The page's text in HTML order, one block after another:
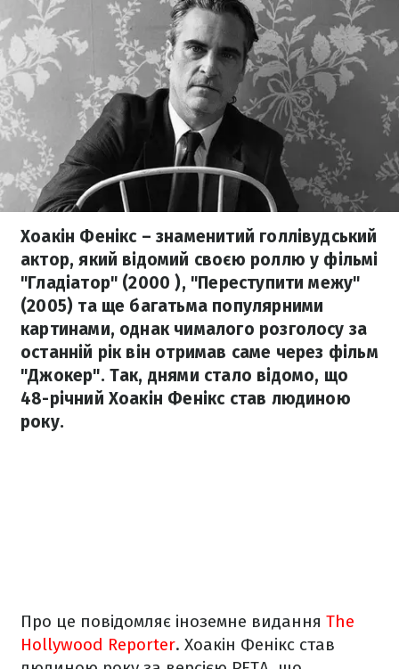
Хоакін Фенікс – знаменитий голлівудський
актор, який відомий своєю роллю у фільмі
"Гладіатор" (2000 ), "Переступити межу"
(2005) та ще багатьма популярними
картинами, однак чималого розголосу за
останній рік він отримав саме через фільм
"Джокер". Так, днями стало відомо, що
48-річний Хоакін Фенікс став людиною
року.
Про це повідомляє іноземне видання The
Hollywood Reporter. Хоакін Фенікс став